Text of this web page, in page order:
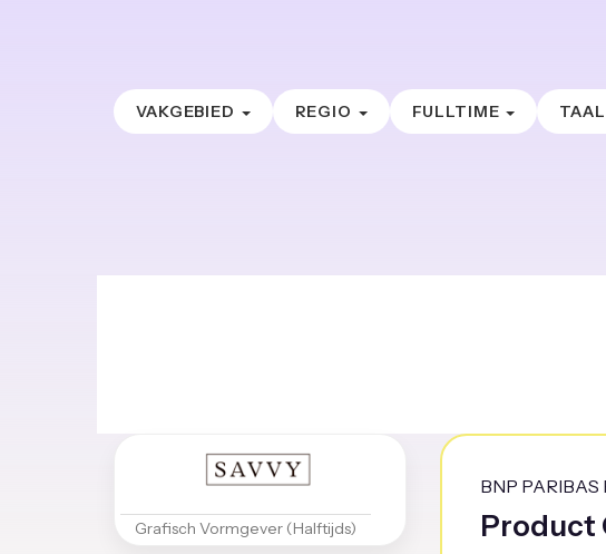
VAKGEBIED REGIO FULLTIME TAAL
Grafisch Vormgever (Halftijds)
BNP PARIBAS
Product